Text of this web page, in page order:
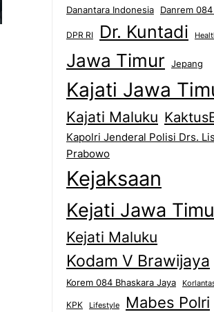
Danantara Indonesia Danrem
DPR RI Dr. Kuntadi
Jawa Timur Jepang
Kajati Jawa
Kajati Maluku
Kapolri Jenderal Polisi Drs.
Prabowo
Kejaksaan
Kejati Jawa
Kejati Maluku
Kodam V Brawijaya
Korem 084 Bhaskara Jaya
KPK Lifestyle Mabes Polri